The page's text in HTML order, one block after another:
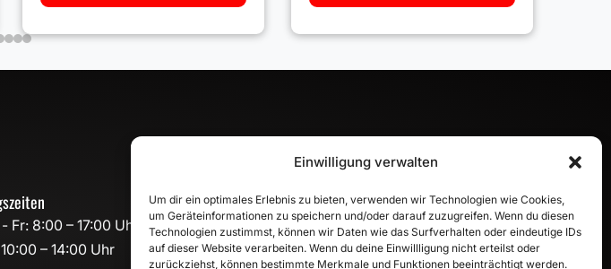
Einwilligung verwalten
Um dir ein optimales Erlebnis zu bieten, verwenden wir Technologien wie Cookies,
um Geräteinformationen zu speichern und/oder darauf zuzugreifen. Wenn du diesen
Technologien zustimmst, können wir Daten wie das Surfverhalten oder eindeutige IDs
auf dieser Website verarbeiten. Wenn du deine Einwillligung nicht erteilst oder
zurückziehst, können bestimmte Merkmale und Funktionen beeinträchtigt werden.
Fr: 8:00 – 17:00 Uhr
– 14:00 Uhr
INFORMATION
Zahlungsarten
Versandinformationen
Widerrufsbelehrung